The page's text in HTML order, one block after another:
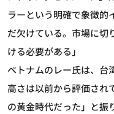
ラーという明確で象徴的
だ欠けている。市場に切
ける必要がある」
ベトナムのレー氏は、台
高さは以前から評価され
の黄金時代だった」と振